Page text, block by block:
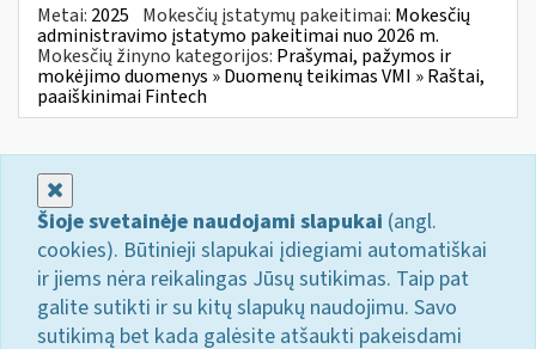
Metai: 2025 Mokesčių įstatymų pakeitimai: Mokesčių
administravimo įstatymo pakeitimai nuo 2026 m.
Mokesčių žinyno kategorijos: Prašymai, pažymos ir
mokėjimo duomenys » Duomenų teikimas VMI » Raštai,
paaiškinimai Fintech
Šioje svetainėje naudojami slapukai (angl.
cookies). Būtinieji slapukai įdiegiami automatiškai
ir jiems nėra reikalingas Jūsų sutikimas. Taip pat
galite sutikti ir su kitų slapukų naudojimu. Savo
sutikimą bet kada galėsite atšaukti pakeisdami